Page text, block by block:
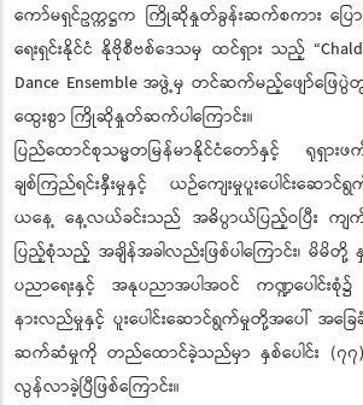
ကော်မရှင်ဥက္ကဋ္ဌက ကြိုဆိုနှုတ်ခွန်းဆက်စကား ပြော
ရေးရှင်းနိုင်ငံ နိုဗိုစီဗစ်ဒေသမှ ထင်ရှား သည့်
Dance Ensemble အဖွဲ့မှ တင်ဆက်မည့်ဖျော်ဖြေပွဲ
ထွေးစွာ ကြိုဆိုနှုတ်ဆက်ပါကြောင်း။
ပြည်ထောင်စုသမ္မတမြန်မာနိုင်ငံတော်နှင့် ရုရှားဖက်
ချစ်ကြည်ရင်းနှီးမှုနှင့် ယဉ်ကျေးမှုပူးပေါင်းဆေ
ယနေ့ နေ့လယ်ခင်းသည် အဓိပ္ပာယ်ပြည့်ဝပြီး ကျက်
ပြည့်စုံသည့် အချိန်အခါလည်းဖြစ်ပါကြောင်း၊ မိမိ
ပညာရေးနှင့် အနုပညာအပါအဝင် ကဏ္ဍပေါင်းစုံ၌
နားလည်မှုနှင့် ပူးပေါင်းဆောင်ရွက်မှုတို့အပေါ် အခြ
ဆက်ဆံမှုကို တည်ထောင်ခဲ့သည်မှာ နှစ်ပေါင်း (၇၇)
လွန်လာခဲ့ပြီဖြစ်ကြောင်း။